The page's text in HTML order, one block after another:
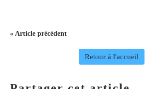
« Article précédent
Retour à l'accueil